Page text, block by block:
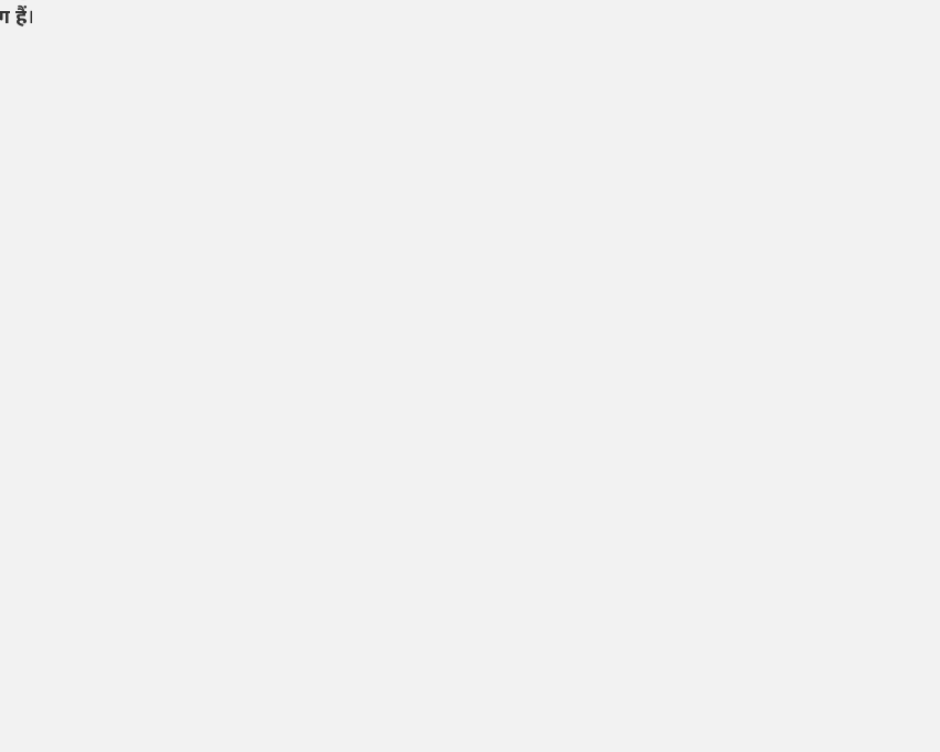
हैं।